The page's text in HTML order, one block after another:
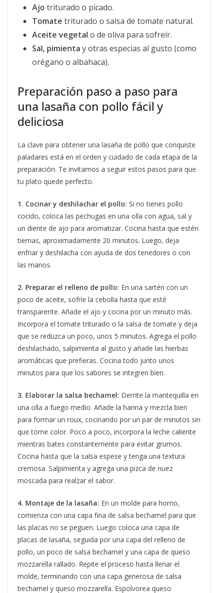
Ajo triturado o picado.
Tomate triturado o salsa de tomate natural.
Aceite vegetal o de oliva para sofreír.
Sal, pimienta y otras especias al gusto (como
orégano o albahaca).
Preparación paso a paso para
una lasaña con pollo fácil y
deliciosa
La clave para obtener una lasaña de pollo que conquiste
paladares está en el orden y cuidado de cada etapa de la
preparación. Te invitamos a seguir estos pasos para que
tu plato quede perfecto.
1. Cocinar y deshilachar el pollo: Si no tienes pollo
cocido, coloca las pechugas en una olla con agua, sal y
un diente de ajo para aromatizar. Cocina hasta que estén
tiernas, aproximadamente 20 minutos. Luego, deja
enfriar y deshilacha con ayuda de dos tenedores o con
las manos.
2. Preparar el relleno de pollo: En una sartén con un
poco de aceite, sofríe la cebolla hasta que esté
transparente. Añade el ajo y cocina por un minuto más.
Incorpora el tomate triturado o la salsa de tomate y deja
que se reduzca un poco, unos 5 minutos. Agrega el pollo
deshilachado, salpimienta al gusto y añade las hierbas
aromáticas que prefieras. Cocina todo junto unos
minutos para que los sabores se integren bien.
3. Elaborar la salsa bechamel: Derrite la mantequilla en
una olla a fuego medio. Añade la harina y mezcla bien
para formar un roux, cocinando por un par de minutos sin
que tome color. Poco a poco, incorpora la leche caliente
mientras bates constantemente para evitar grumos.
Cocina hasta que la salsa espese y tenga una textura
cremosa. Salpimienta y agrega una pizca de nuez
moscada para realzar el sabor.
4. Montaje de la lasaña: En un molde para horno,
comienza con una capa fina de salsa bechamel para que
las placas no se peguen. Luego coloca una capa de
placas de lasaña, seguida por una capa del relleno de
pollo, un poco de salsa bechamel y una capa de queso
mozzarella rallado. Repite el proceso hasta llenar el
molde, terminando con una capa generosa de salsa
bechamel y queso mozzarella. Espolvorea queso